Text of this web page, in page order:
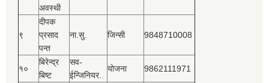
अवस्थी
९
दीपक
प्रसाद
पन्त
ना.सु. जिन्सी 9848710008
१०
बिरेन्द्र
बिष्‍ट
सव-
ईन्जिनियर.
योजना 9862111971